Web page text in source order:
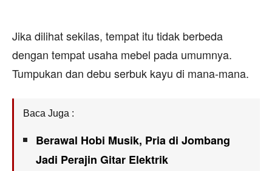
Jika dilihat sekilas, tempat itu tidak berbeda
dengan tempat usaha mebel pada umumnya.
Tumpukan dan debu serbuk kayu di mana-mana.
Baca Juga :
Berawal Hobi Musik, Pria di Jombang
Jadi Perajin Gitar Elektrik